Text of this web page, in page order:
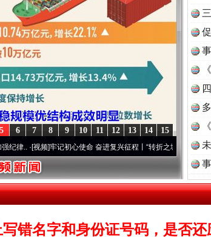
15
14
13
12
11
10
9
8
7
6
5
视频]牢记初心使命 奋进复兴征程丨“转折之城”激荡..·[视频] 牢记
读
错名字和身份证号码，是否还